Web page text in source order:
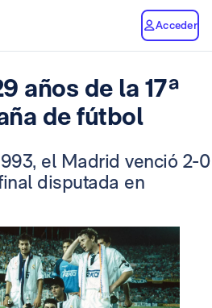
Acceder
años de la 17ª
de fútbol
el Madrid venció 2-0
disputada en